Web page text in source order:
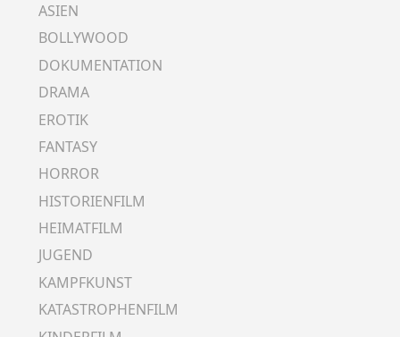
ASIEN
BOLLYWOOD
DOKUMENTATION
DRAMA
EROTIK
FANTASY
HORROR
HISTORIENFILM
HEIMATFILM
JUGEND
KAMPFKUNST
KATASTROPHENFILM